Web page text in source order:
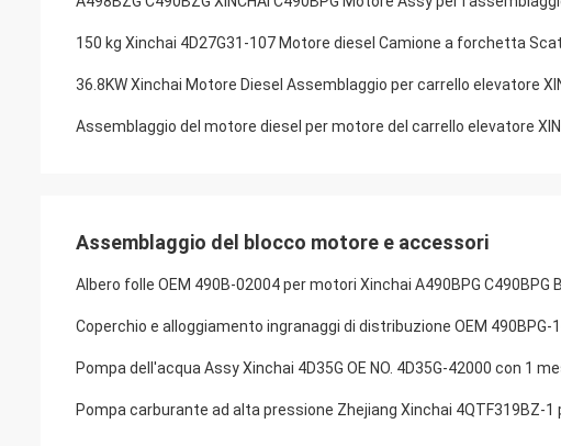
150 kg Xinchai 4D27G31-107 Motore diesel Camione a forchetta
36.8KW Xinchai Motore Diesel Assemblaggio per carrello elevatore
Assemblaggio del motore diesel per motore del carrello elevatore
Assemblaggio del blocco motore e accessori
Albero folle OEM 490B-02004 per motori Xinchai A490BPG C490BPG
Coperchio e alloggiamento ingranaggi di distribuzione OEM
Pompa dell'acqua Assy Xinchai 4D35G OE NO. 4D35G-42000 con 1
Pompa carburante ad alta pressione Zhejiang Xinchai 4QTF319BZ-